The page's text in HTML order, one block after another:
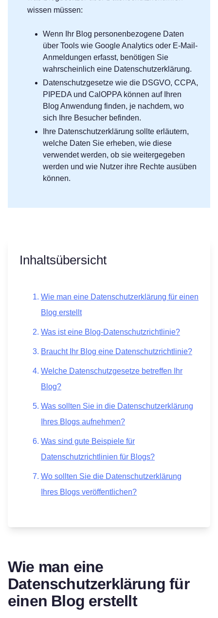
wissen müssen:
Wenn Ihr Blog personenbezogene Daten
über Tools wie Google Analytics oder E-Mail-
Anmeldungen erfasst, benötigen Sie
wahrscheinlich eine Datenschutzerklärung.
Datenschutzgesetze wie die DSGVO, CCPA,
PIPEDA und CalOPPA können auf Ihren
Blog Anwendung finden, je nachdem, wo
sich Ihre Besucher befinden.
Ihre Datenschutzerklärung sollte erläutern,
welche Daten Sie erheben, wie diese
verwendet werden, ob sie weitergegeben
werden und wie Nutzer ihre Rechte ausüben
können.
Inhaltsübersicht
Wie man eine Datenschutzerklärung für einen
Blog erstellt
Was ist eine Blog-Datenschutzrichtlinie?
Braucht Ihr Blog eine Datenschutzrichtlinie?
Welche Datenschutzgesetze betreffen Ihr
Blog?
Was sollten Sie in die Datenschutzerklärung
Ihres Blogs aufnehmen?
Was sind gute Beispiele für
Datenschutzrichtlinien für Blogs?
Wo sollten Sie die Datenschutzerklärung
Ihres Blogs veröffentlichen?
Wie man eine
Datenschutzerklärung für
einen Blog erstellt